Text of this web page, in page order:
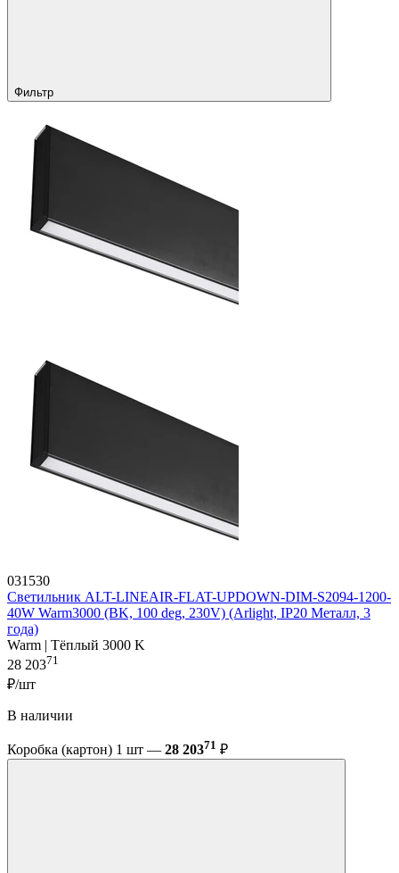
Фильтр
031530
Светильник ALT-LINEAIR-FLAT-UPDOWN-DIM-S2094-1200-
40W Warm3000 (BK, 100 deg, 230V) (Arlight, IP20 Металл, 3
года)
Warm | Тёплый 3000 K
28 20371
₽/шт
В наличии
Коробка (картон) 1 шт — 28 20371 ₽